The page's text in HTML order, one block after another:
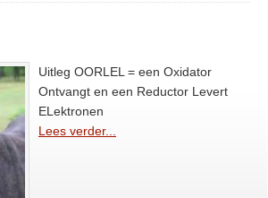
Uitleg OORLEL = een Oxidator
Ontvangt en een Reductor Levert
ELektronen
Lees verder...